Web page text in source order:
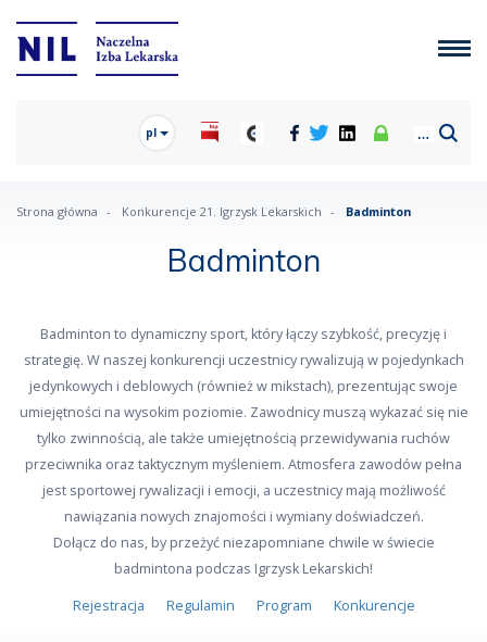
pl
Strona główna Konkurencje 21. Igrzysk Lekarskich Badminton
Badminton
Badminton to dynamiczny sport, który łączy szybkość, precyzję i
strategię. W naszej konkurencji uczestnicy rywalizują w pojedynkach
jedynkowych i deblowych (również w mikstach), prezentując swoje
umiejętności na wysokim poziomie. Zawodnicy muszą wykazać się nie
tylko zwinnością, ale także umiejętnością przewidywania ruchów
przeciwnika oraz taktycznym myśleniem. Atmosfera zawodów pełna
jest sportowej rywalizacji i emocji, a uczestnicy mają możliwość
nawiązania nowych znajomości i wymiany doświadczeń.
Dołącz do nas, by przeżyć niezapomniane chwile w świecie
badmintona podczas Igrzysk Lekarskich!
Rejestracja
Regulamin Program Konkurencje